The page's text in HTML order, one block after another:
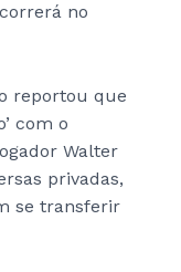
no
reportou que
com o
Walter
privadas,
se transferir